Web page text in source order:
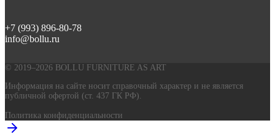
+7 (993) 896-80-78
info@bollu.ru
© 2019–2026 BOLLU FURNITURE AS ART
Информация на сайте носит справочный характер и не является
публичной офертой (ст. 437 ГК РФ).
Политика конфиденциальности